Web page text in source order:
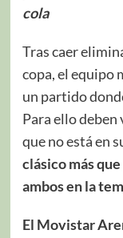
cola
Tras caer
copa, el equipo
un partido
Para ello
que no está en
clásico más
ambos en la
El Movistar